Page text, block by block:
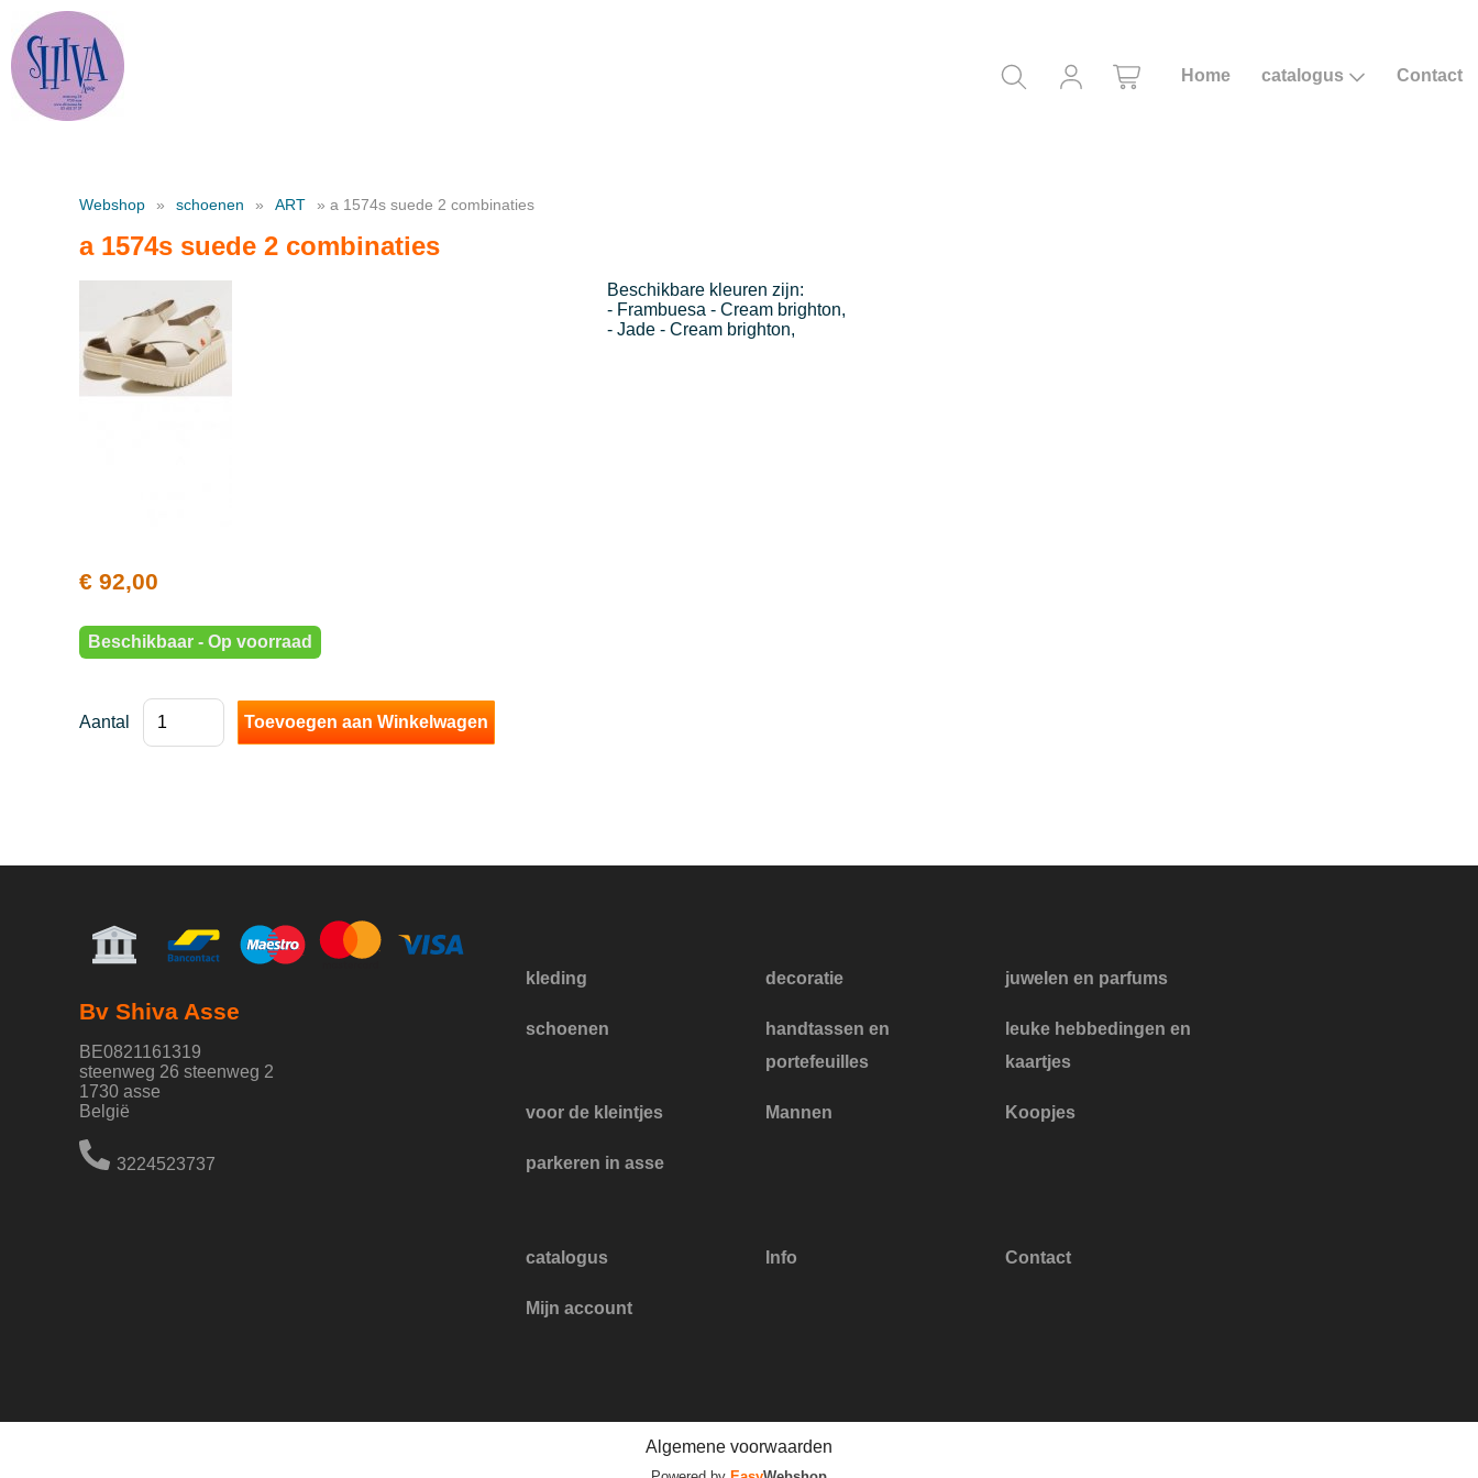
Home catalogus Contact
Webshop » schoenen » ART » a 1574s suede 2 combinaties
a 1574s suede 2 combinaties
Beschikbare kleuren zijn:
- Frambuesa - Cream brighton,
- Jade - Cream brighton,
€ 92,00
Beschikbaar - Op voorraad
Aantal
Bv Shiva Asse
BE0821161319
steenweg 26 steenweg 2
1730 asse
België
3224523737
kleding decoratie juwelen en parfums
schoenen
handtassen en
portefeuilles
leuke hebbedingen en
kaartjes
voor de kleintjes Mannen Koopjes
parkeren in asse
catalogus Info Contact
Mijn account
Algemene voorwaarden